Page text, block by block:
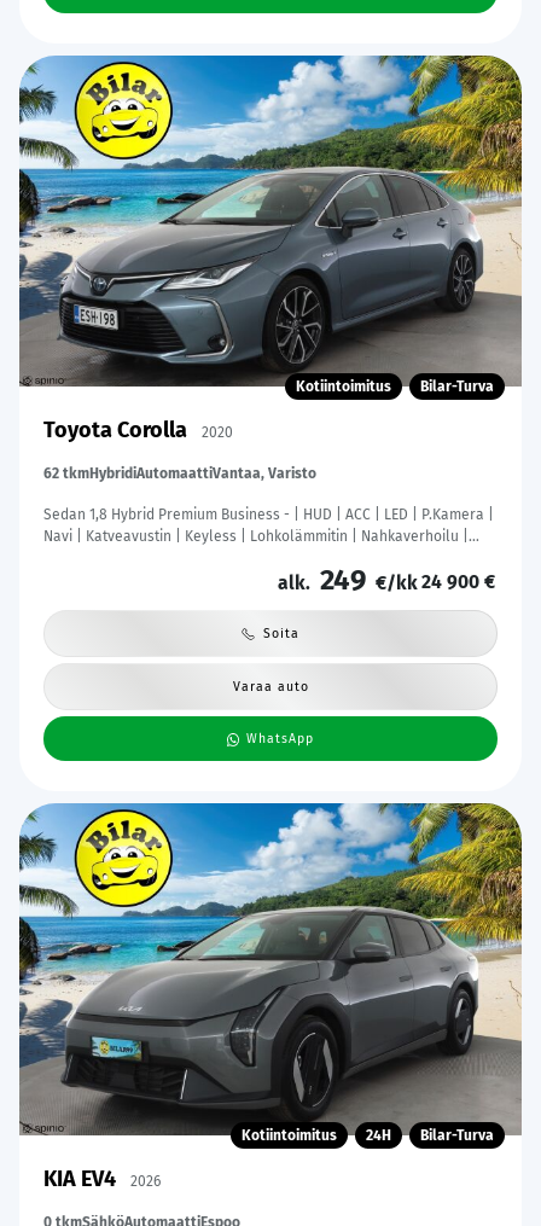
Kotiintoimitus Bilar-Turva
Toyota Corolla 2020
62 tkmHybridiAutomaattiVantaa, Varisto
Sedan 1,8 Hybrid Premium Business - | HUD | ACC | LED | P.Kamera |
Navi | Katveavustin | Keyless | Lohkolämmitin | Nahkaverhoilu |
alk. 249 €/kk24 900 €
Soita
Varaa auto
WhatsApp
Kotiintoimitus 24H Bilar-Turva
KIA EV4 2026
0 tkmSähköAutomaattiEspoo